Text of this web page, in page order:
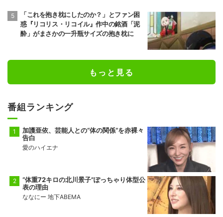
「これを抱き枕にしたのか？」とファン困
惑『リコリス・リコイル』作中の銘酒「泥
酔」がまさかの一升瓶サイズの抱き枕に
もっと見る
番組ランキング
加護亜依、芸能人との“体の関係”を赤裸々
告白
愛のハイエナ
“体重72キロの北川景子”ぽっちゃり体型公
表の理由
ななにー 地下ABEMA